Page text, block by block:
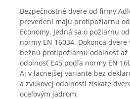
Bezpečnostné dvere od firmy
prevedení majú protipožiarnu
Economy. Jedná sa o požiarnu
normy EN 16034. Dokonca
bežnú protipožiarnu odolnosť až
odolnosť E45 podľa normy EN
Aj v lacnejšej variante bez
a zvukovej odolnosti získate
oceľovým jadrom.